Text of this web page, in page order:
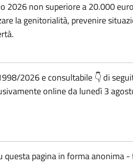
2026 non superiore a 20.000
la genitorialità, prevenire
2026 e consultabile 👇 di
online da lunedì 3
pagina in forma anonima -